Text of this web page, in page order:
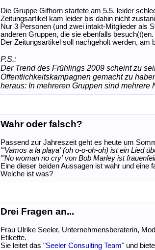
Die Gruppe Gifhorn startete am 5.5. leider
Zeitungsartikel kam leider bis dahin nicht
Nur 3 Personen (und zwei intakt-Mitglieder als
anderen Gruppen, die sie ebenfalls besuch(t)en.
Der Zeitungsartikel soll nachgeholt werden, am
P.S.:
Der Trend des Frühlings 2009 scheint zu
Öffentlichkeitskampagnen gemacht zu
heraus: In mehreren Gruppen sind mehrere
Wahr oder falsch?
Passend zur Jahreszeit geht es heute um
"'Vamos a la playa' (oh o-o-oh-oh) ist ein Lied
"'No woman no cry' von Bob Marley ist
Eine dieser beiden Aussagen ist wahr und eine
Welche ist was?
Drei Fragen an...
Frau Ulrike Seeler, Unternehmensberaterin,
Etikette.
Sie leitet das "Seeler Consulting Team" und